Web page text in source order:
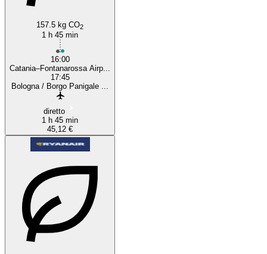
157.5 kg CO2
1 h 45 min
16:00
Catania–Fontanarossa Airp...
17:45
Bologna / Borgo Panigale ...
diretto
1 h 45 min
45,12 €